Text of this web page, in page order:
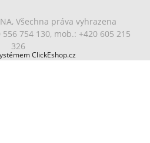
Všechna práva vyhrazena
754 130, mob.: +420 605 215
326
ClickEshop.cz